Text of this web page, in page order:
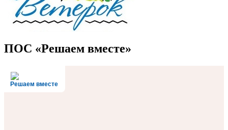
ПОС «Решаем вместе»
Решаем вместе